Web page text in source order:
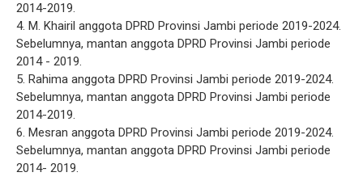
2014-2019.
4. M. Khairil anggota DPRD Provinsi Jambi periode 2019-2024.
Sebelumnya, mantan anggota DPRD Provinsi Jambi periode
2014 - 2019.
5. Rahima anggota DPRD Provinsi Jambi periode 2019-2024.
Sebelumnya, mantan anggota DPRD Provinsi Jambi periode
2014-2019.
6. Mesran anggota DPRD Provinsi Jambi periode 2019-2024.
Sebelumnya, mantan anggota DPRD Provinsi Jambi periode
2014- 2019.